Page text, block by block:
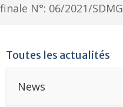
finale N°: 06/2021/SDMG
Toutes les actualités
News